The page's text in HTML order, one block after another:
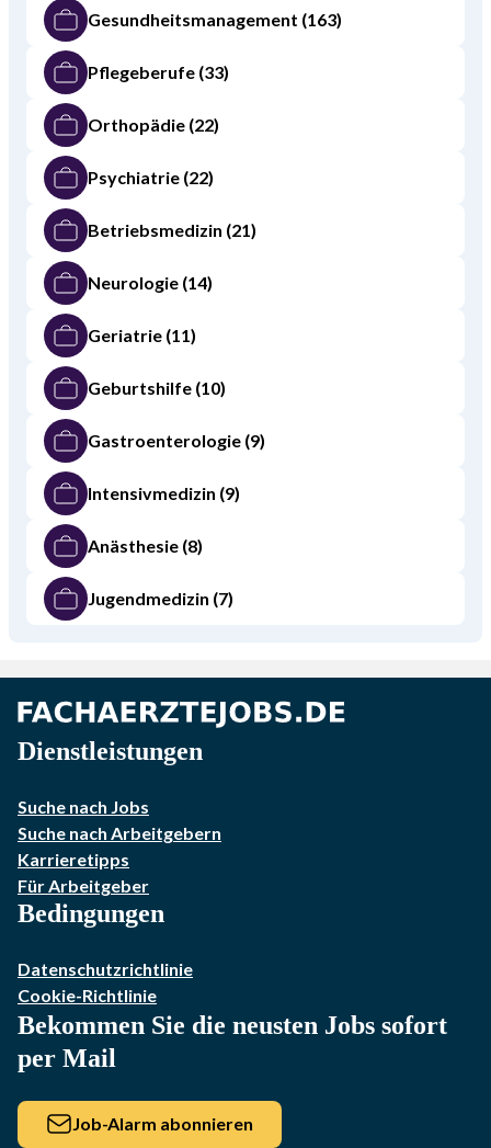
Gesundheitsmanagement (163)
Pflegeberufe (33)
Orthopädie (22)
Psychiatrie (22)
Betriebsmedizin (21)
Neurologie (14)
Geriatrie (11)
Geburtshilfe (10)
Gastroenterologie (9)
Intensivmedizin (9)
Anästhesie (8)
Jugendmedizin (7)
Dienstleistungen
Suche nach Jobs
Suche nach Arbeitgebern
Karrieretipps
Für Arbeitgeber
Bedingungen
Datenschutzrichtlinie
Cookie-Richtlinie
Bekommen Sie die neusten Jobs sofort
per Mail
Job-Alarm abonnieren